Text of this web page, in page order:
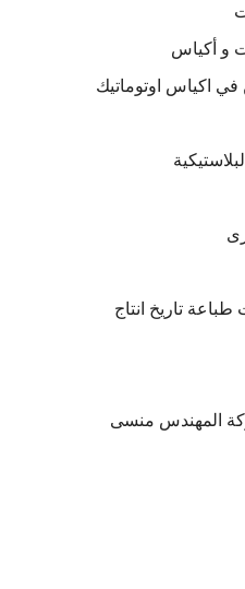
و أكياس
في اكياس اوتوماتيك
تاريخ انتاج
المهندس منسى